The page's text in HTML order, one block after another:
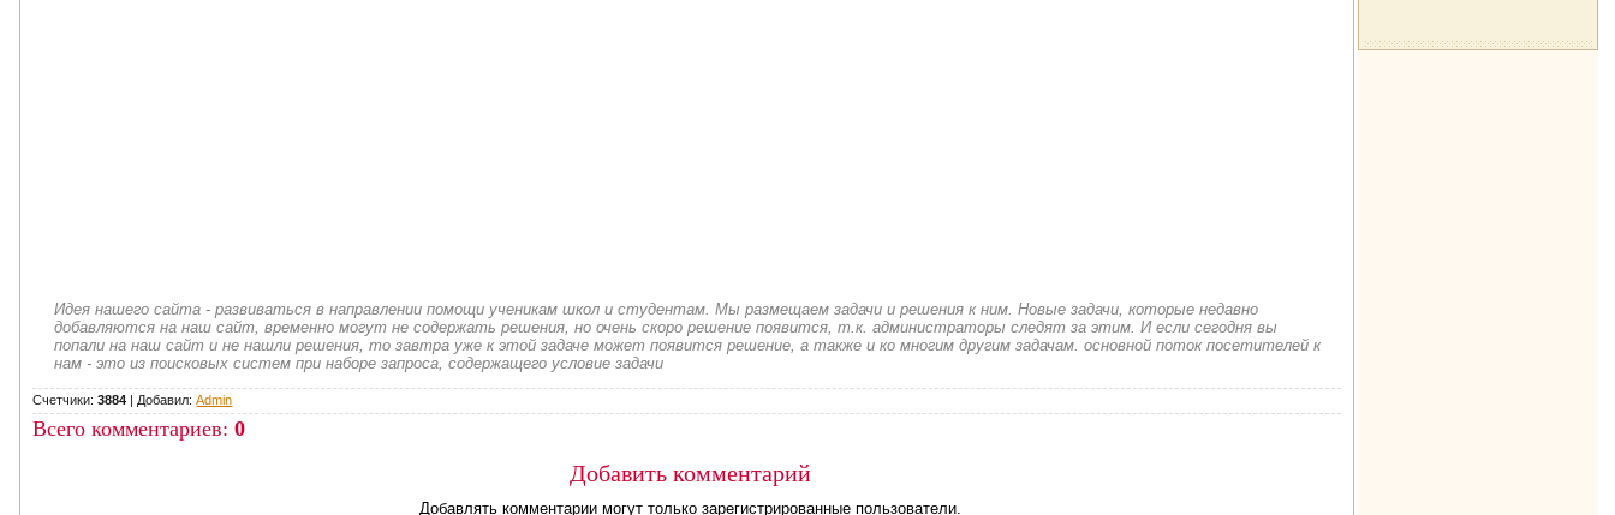
Идея нашего сайта - развиваться в направлении помощи ученикам школ и студентам. Мы размещаем задачи и решения к ним. Новые задачи, которые недавно
добавляются на наш сайт, временно могут не содержать решения, но очень скоро решение появится, т.к. администраторы следят за этим. И если сегодня вы
попали на наш сайт и не нашли решения, то завтра уже к этой задаче может появится решение, а также и ко многим другим задачам. основной поток посетителей к
нам - это из поисковых систем при наборе запроса, содержащего условие задачи
Счетчики:3884 | Добавил:Admin
Всего комментариев:0
Добавить комментарий
Добавлять комментарии могут только зарегистрированные пользователи.